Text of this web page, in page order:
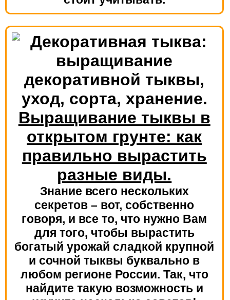
Выращивание тыквы в
открытом грунте: как
правильно вырастить
разные виды.
Знание всего нескольких
секретов – вот, собственно
говоря, и все то, что нужно Вам
для того, чтобы вырастить
богатый урожай сладкой крупной
и сочной тыквы буквально в
любом регионе России. Так, что
найдите такую возможность и